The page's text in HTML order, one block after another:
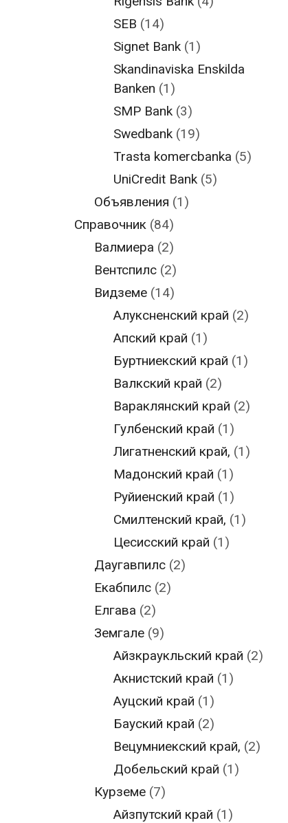
SEB (14)
Signet Bank (1)
Skandinaviska Enskilda
Banken (1)
SMP Bank (3)
Swedbank (19)
Trasta komercbanka (5)
UniCredit Bank (5)
Объявления (1)
Справочник (84)
Валмиера (2)
Вентспилс(2)
Видземе(14)
Алуксненский край (2)
Апский край (1)
Буртниекский край (1)
Валкский край (2)
Вараклянский край (2)
Гулбенский край (1)
Лигатненский край, (1)
Мадонский край (1)
Руйиенский край (1)
Смилтенский край, (1)
Цесисский край (1)
Даугавпилс(2)
Екабпилс(2)
Елгава (2)
Земгале(9)
Айзкраукльский край (2)
Акнистский край (1)
Ауцский край (1)
Бауский край (2)
Вецумниекский край, (2)
Добельский край (1)
Курземе(7)
Айзпутский край (1)